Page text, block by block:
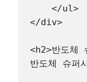
    </ul>
</div>
<h2>반도체
반도체 슈퍼